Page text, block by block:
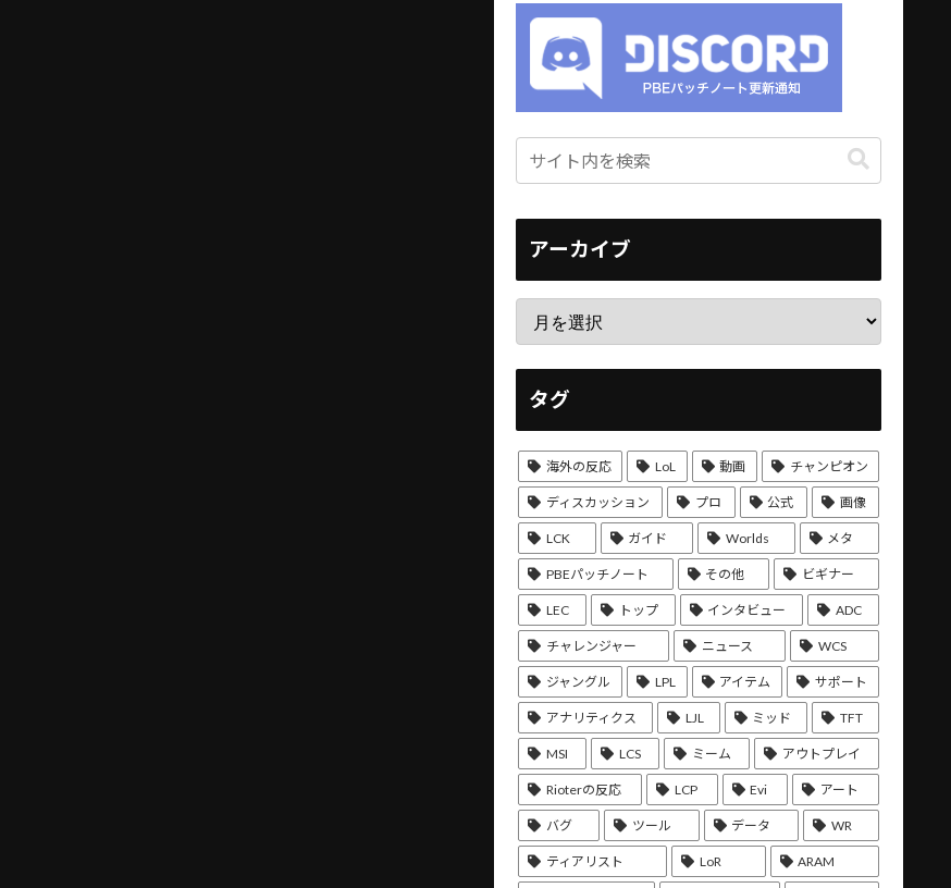
アーカイブ
タグ
海外の反応 LoL 動画 チャンピオン
ディスカッション プロ 公式 画像
LCK ガイド Worlds メタ
PBEパッチノート その他 ビギナー
LEC トップ インタビュー ADC
チャレンジャー ニュース WCS
ジャングル LPL アイテム サポート
アナリティクス LJL ミッド TFT
MSI LCS ミーム アウトプレイ
Rioterの反応 LCP Evi アート
バグ ツール データ WR
ティアリスト LoR ARAM